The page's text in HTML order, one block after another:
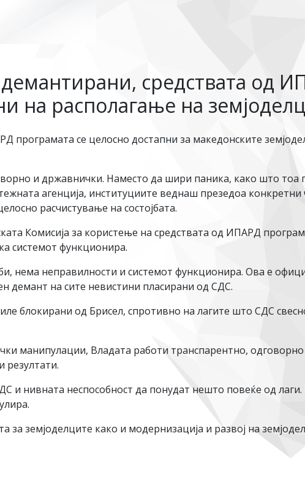
средствата од
на располагање на
се целосно достапни за македонските
и државнички. Наместо да шири паника, како што тоа
агенција, институциите веднаш презедоа конкретни
расчистување на состојбата.
Комисија за користење на средствата од ИПАРД
системот функционира.
нема неправилности и системот функционира. Ова е
демант на сите невистини пласирани од СДС.
блокирани од Брисел, спротивно на лагите што СДС
манипулации, Владата работи транспарентно, одговорно
резултати.
и нивната неспособност да понудат нешто повеќе од лаги.
земјоделците како и модернизација и развој на